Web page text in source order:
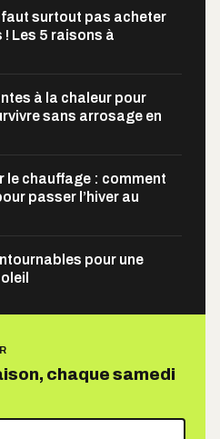
surtout pas acheter
! Les 5 raisons à
à la chaleur pour
sans arrosage en
le chauffage : comment
passer l’hiver au
pour une
chaque samedi